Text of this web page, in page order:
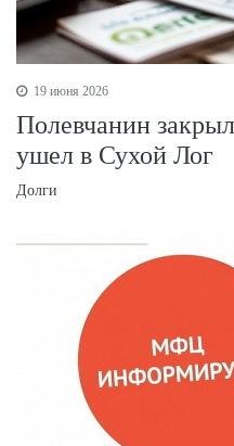
19 июня 2026
Полевчанин
ушел в Сухой Лог
Долги